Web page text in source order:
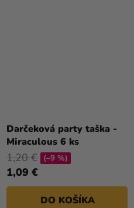
Darčeková party taška -
Miraculous 6 ks
1,09 €
1,20 € (–9 %)
DO KOŠÍKA